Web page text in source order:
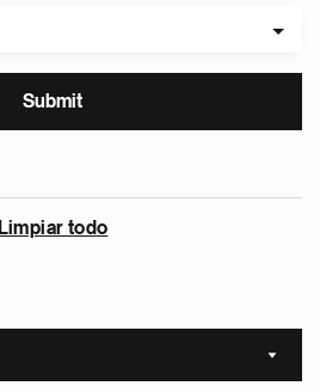
Limpiar todo
Sort